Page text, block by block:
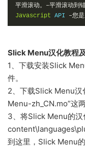
平滑滚动。–平滑滚动到
Javascript API –您
Slick Menu汉化教程
1、下载安装Slick
件。
2、下载Slick Menu汉
Menu-zh_CN.mo”这两
3、将Slick Menu的
到这里，Slick Menu的